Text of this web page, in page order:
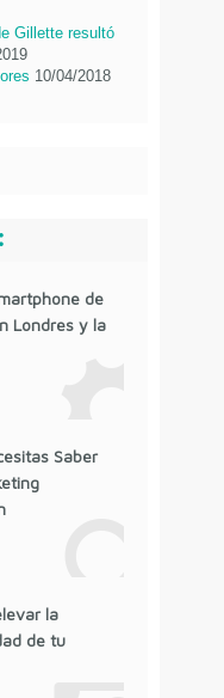
Gillette resultó
10/04/2018
de
Londres y la
Saber
la
de tu